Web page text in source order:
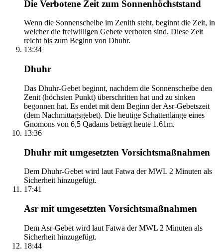
Die Verbotene Zeit zum Sonnenhöchststand
Wenn die Sonnenscheibe im Zenith steht, beginnt die Zeit, in
welcher die freiwilligen Gebete verboten sind. Diese Zeit
reicht bis zum Beginn von Dhuhr.
13:34
Dhuhr
Das Dhuhr-Gebet beginnt, nachdem die Sonnenscheibe den
Zenit (höchsten Punkt) überschritten hat und zu sinken
begonnen hat. Es endet mit dem Beginn der Asr-Gebetszeit
(dem Nachmittagsgebet). Die heutige Schattenlänge eines
Gnomons von 6,5 Qadams beträgt heute 1.61m.
13:36
Dhuhr mit umgesetzten Vorsichtsmaßnahmen
Dem Dhuhr-Gebet wird laut Fatwa der MWL 2 Minuten als
Sicherheit hinzugefügt.
17:41
Asr mit umgesetzten Vorsichtsmaßnahmen
Dem Asr-Gebet wird laut Fatwa der MWL 2 Minuten als
Sicherheit hinzugefügt.
18:44